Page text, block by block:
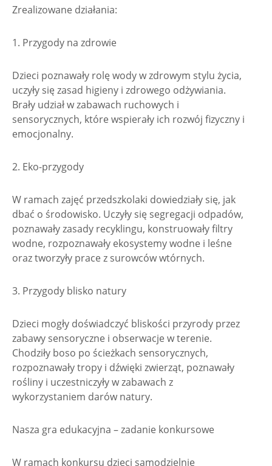
Zrealizowane działania:
1. Przygody na zdrowie
Dzieci poznawały rolę wody w zdrowym stylu życia,
uczyły się zasad higieny i zdrowego odżywiania.
Brały udział w zabawach ruchowych i
sensorycznych, które wspierały ich rozwój fizyczny i
emocjonalny.
2. Eko-przygody
W ramach zajęć przedszkolaki dowiedziały się, jak
dbać o środowisko. Uczyły się segregacji odpadów,
poznawały zasady recyklingu, konstruowały filtry
wodne, rozpoznawały ekosystemy wodne i leśne
oraz tworzyły prace z surowców wtórnych.
3. Przygody blisko natury
Dzieci mogły doświadczyć bliskości przyrody przez
zabawy sensoryczne i obserwacje w terenie.
Chodziły boso po ścieżkach sensorycznych,
rozpoznawały tropy i dźwięki zwierząt, poznawały
rośliny i uczestniczyły w zabawach z
wykorzystaniem darów natury.
Nasza gra edukacyjna – zadanie konkursowe
W ramach konkursu dzieci samodzielnie